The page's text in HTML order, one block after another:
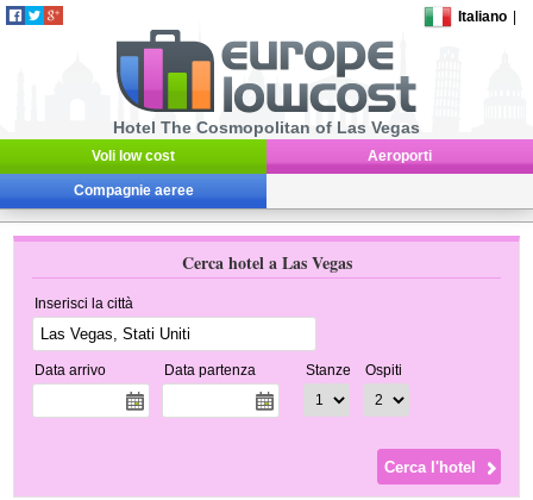
Italiano
Hotel The Cosmopolitan of Las Vegas
Voli low cost Aeroporti
Compagnie aeree
Cerca hotel a Las Vegas
Inserisci la città
Data arrivo Data partenza Stanze Ospiti